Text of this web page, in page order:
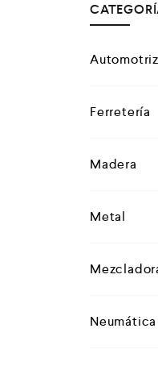
Ferretería
Madera
Metal
Neumática